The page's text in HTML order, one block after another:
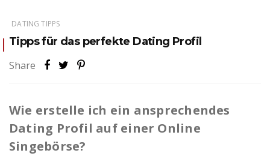
DATING TIPPS
Tipps für das perfekte Dating Profil
Share
Wie erstelle ich ein ansprechendes
Dating Profil auf einer Online
Singebörse?